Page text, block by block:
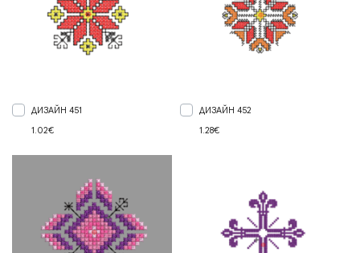
ДИЗАЙН 451
1.02€
ДИЗАЙН 452
1.28€